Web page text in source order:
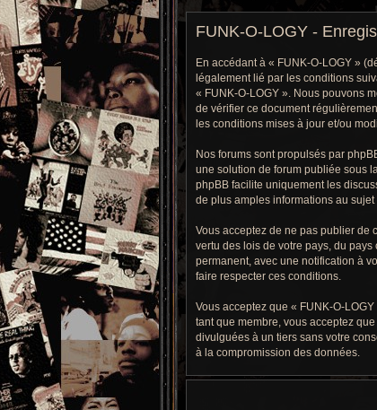
FUNK-O-LOGY -
En accédant à « FUNK-O-LOGY »
légalement lié par les conditions
« FUNK-O-LOGY ». Nous pouvons
de vérifier ce document
les conditions mises à jour et/ou
Nos forums sont propulsés par
une solution de forum publiée sous
phpBB facilite uniquement les
de plus amples informations au
Vous acceptez de ne pas publier de
vertu des lois de votre pays, du
permanent, avec une notification à
faire respecter ces conditions.
Vous acceptez que « FUNK-O-
tant que membre, vous acceptez
divulguées à un tiers sans votre
à la compromission des données.